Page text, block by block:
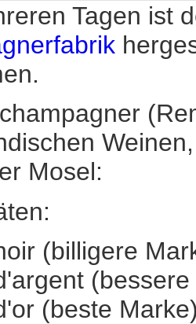
Tagen ist
Mosel:
(billigere
(beste